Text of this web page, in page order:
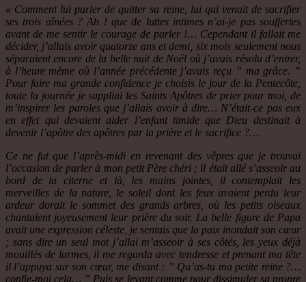
« Comment lui parler de quitter sa reine, lui qui venait de sacrifier
ses trois aînées ? Ah ! que de luttes intimes n’ai-je pas souffertes
avant de me sentir le courage de parler !… Cependant il fallait me
décider, j’allais avoir quatorze ans et demi, six mois seulement nous
séparaient encore de la belle nuit de Noël où j’avais résolu d’entrer,
à l’heure même où l’année précédente j’avais reçu ” ma grâce. ”
Pour faire ma grande confidence je choisis le jour de la Pentecôte,
toute la journée je suppliai les Saints Apôtres de prier pour moi, de
m’inspirer les paroles que j’allais avoir à dire… N’était-ce pas eux
en effet qui devaient aider l’enfant timide que Dieu destinait à
devenir l’apôtre des apôtres par la prière et le sacrifice ?…
Ce ne fut que l’après-midi en revenant des vêpres que je trouvai
l’occasion de parler à mon petit Père chéri ; il était allé s’asseoir au
bord de la citerne et là, les mains jointes, il contemplait les
merveilles de la nature, le soleil dont les feux avaient perdu leur
ardeur dorait le sommet des grands arbres, où les petits oiseaux
chantaient joyeusement leur prière du soir. La belle figure de Papa
avait une expression céleste, je sentais que la paix inondait son cœur
; sans dire un seul mot j’allai m’asseoir à ses côtés, les yeux déjà
mouillés de larmes, il me regarda avec tendresse et prenant ma tête
il l’appuya sur son cœur, me disant : ” Qu’as-tu ma petite reine ?…
confie-moi cela… ” Puis se levant comme pour dissimuler sa propre